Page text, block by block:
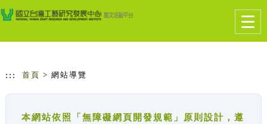
跳到主要內容
網站導覽
::: 首頁 > 網站導覽
本網站依照「無障礙網頁開發規範」原則設計，遵